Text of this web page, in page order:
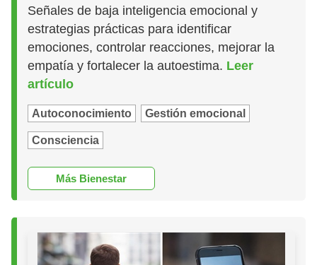
Señales de baja inteligencia emocional y
estrategias prácticas para identificar
emociones, controlar reacciones, mejorar la
empatía y fortalecer la autoestima. Leer
artículo
Autoconocimiento Gestión emocional
Consciencia
Más Bienestar